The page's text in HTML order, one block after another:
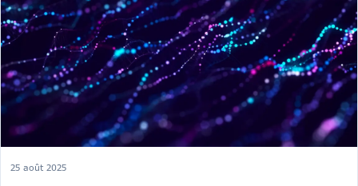
25 août 2025